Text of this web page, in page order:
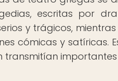
escritas por
y trágicos,
cómicas y satíricas.
transmitían importantes